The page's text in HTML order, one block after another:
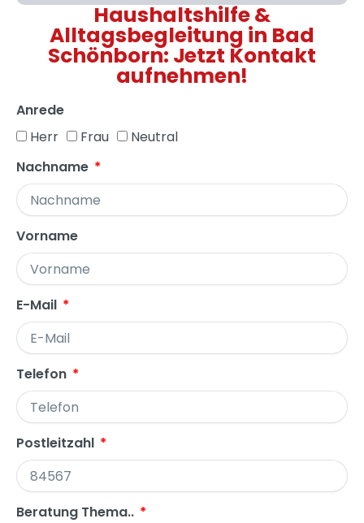
Haushaltshilfe &
Alltagsbegleitung in Bad
Schönborn: Jetzt Kontakt
aufnehmen!
Anrede
Herr
Frau
Neutral
Nachname
Vorname
E-Mail
Telefon
Postleitzahl
Beratung Thema..